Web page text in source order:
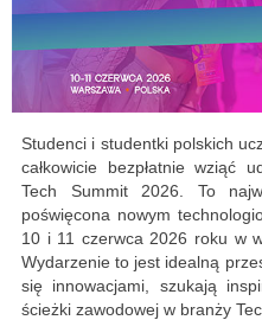
Studenci i studentki polskich
całkowicie bezpłatnie wziąć
Tech Summit 2026. To
poświęcona nowym
10 i 11 czerwca 2026 roku w
Wydarzenie to jest idealną
się innowacjami, szukają
ścieżki zawodowej w branży